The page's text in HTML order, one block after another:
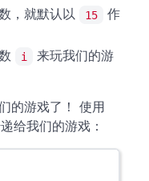
，就默认以
15
作
i
来玩我们的游
的游戏了！ 使用
给我们的游戏：